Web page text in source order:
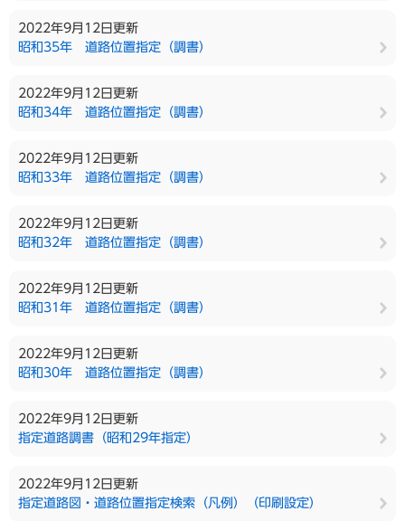
2022年9月12日更新
昭和35年 道路位置指定（調書）
2022年9月12日更新
昭和34年 道路位置指定（調書）
2022年9月12日更新
昭和33年 道路位置指定（調書）
2022年9月12日更新
昭和32年 道路位置指定（調書）
2022年9月12日更新
昭和31年 道路位置指定（調書）
2022年9月12日更新
昭和30年 道路位置指定（調書）
2022年9月12日更新
指定道路調書（昭和29年指定）
2022年9月12日更新
指定道路図・道路位置指定検索（凡例）（印刷設定）